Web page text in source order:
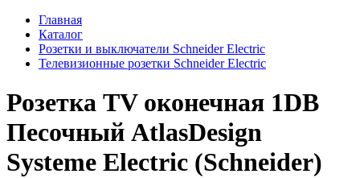
Главная
Каталог
Розетки и выключатели Schneider Electric
Телевизионные розетки Schneider Electric
Розетка TV оконечная 1DB
Песочный AtlasDesign
Systeme Electric (Schneider)